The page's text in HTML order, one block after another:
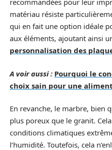
recommandées pour leur
matériau résiste
qui en fait une option idéale
aux éléments, ajoutant ainsi
personnalisation des
A voir aussi : Pourquoi le
choix sain pour une
En revanche, le marbre, bien
plus poreux que le granit.
conditions climatiques
l’humidité. Toutefois, cela